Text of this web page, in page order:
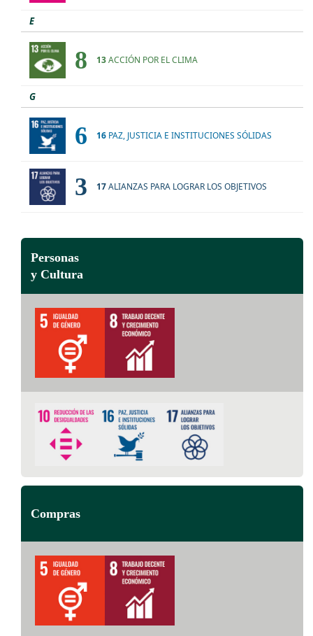
E
8 13ACCIÓN POR EL CLIMA
G
6 16 PAZ, JUSTICIA E INSTITUCIONES SÓLIDAS
3 17ALIANZAS PARA LOGRAR LOS OBJETIVOS
Personas
y Cultura
Compras